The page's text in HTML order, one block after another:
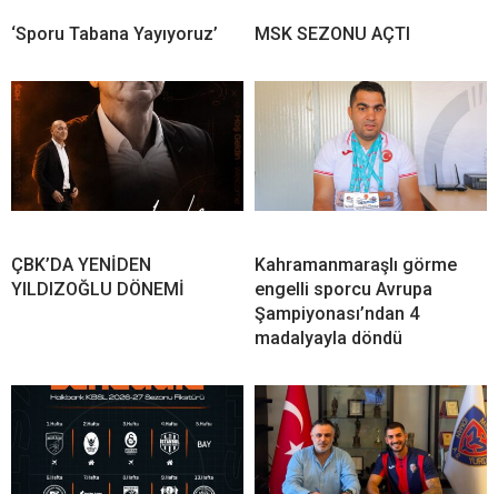
‘Sporu Tabana Yayıyoruz’ MSK SEZONU AÇTI
ÇBK’DA YENİDEN
YILDIZOĞLU DÖNEMİ
Kahramanmaraşlı görme
engelli sporcu Avrupa
Şampiyonası’ndan 4
madalyayla döndü